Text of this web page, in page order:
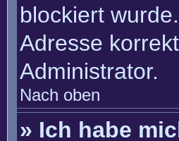
blockiert
Adresse
Administrator.
Nach oben
» Ich habe